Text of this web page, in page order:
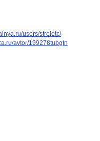
users/streletc/
avtor/199278tubgtn